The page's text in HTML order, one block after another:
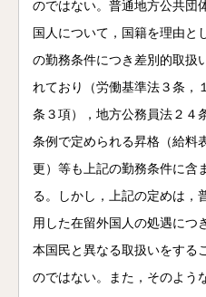
のではない。普通地方公共団
国人について，国籍を理由と
の勤務条件につき差別的取扱
れており（労働基準法３条，
条３項），地方公務員法２４
条例で定められる昇格（給料
更）等も上記の勤務条件に含
る。しかし，上記の定めは，
用した在留外国人の処遇につ
本国民と異なる取扱いをする
のではない。また，そのよう